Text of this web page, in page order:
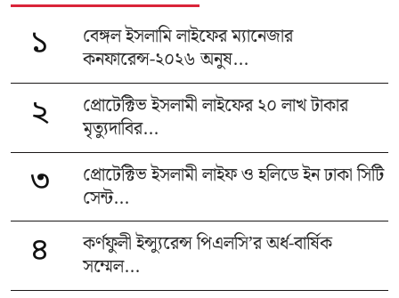
১
বেঙ্গল ইসলামি লাইফের ম্যানেজার
কনফারেন্স-২০২৬ অনুষ...
২
প্রোটেক্টিভ ইসলামী লাইফের ২০ লাখ টাকার
মৃত্যুদাবির...
৩
প্রোটেক্টিভ ইসলামী লাইফ ও হলিডে ইন ঢাকা সিটি
সেন্ট...
৪
কর্ণফুলী ইন্স্যুরেন্স পিএলসি’র অর্ধ-বার্ষিক
সম্মেল...